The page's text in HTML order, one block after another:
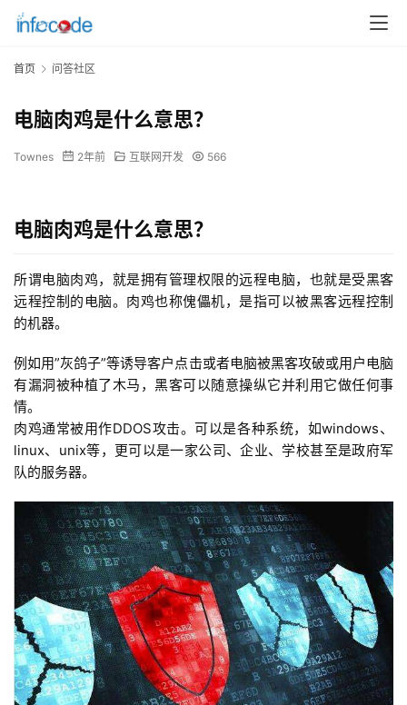
首页 问答社区
电脑肉鸡是什么意思？
Townes 2年前 互联网开发 566
电脑肉鸡是什么意思？
所谓电脑肉鸡，就是拥有管理权限的远程电脑，也就是受黑客
远程控制的电脑。肉鸡也称傀儡机，是指可以被黑客远程控制
的机器。
例如用”灰鸽子”等诱导客户点击或者电脑被黑客攻破或用户电脑
有漏洞被种植了木马，黑客可以随意操纵它并利用它做任何事
情。
肉鸡通常被用作DDOS攻击。可以是各种系统，如windows、
linux、unix等，更可以是一家公司、企业、学校甚至是政府军
队的服务器。